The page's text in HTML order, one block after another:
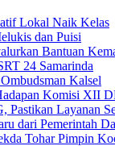
Lokal Naik Kelas
dan Puisi
Bantuan
24 Samarinda
Kalsel
Komisi XII
Pastikan Layanan
dari Pemerintah
Tohar Pimpin